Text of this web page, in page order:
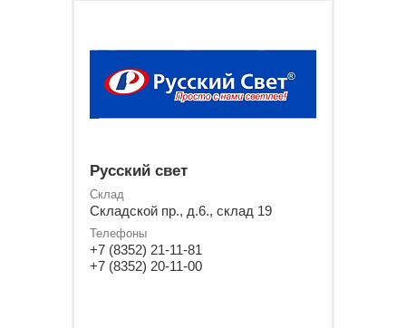
Русский свет
Склад
Складской пр., д.6., склад 19
Телефоны
+7 (8352) 21-11-81
+7 (8352) 20-11-00